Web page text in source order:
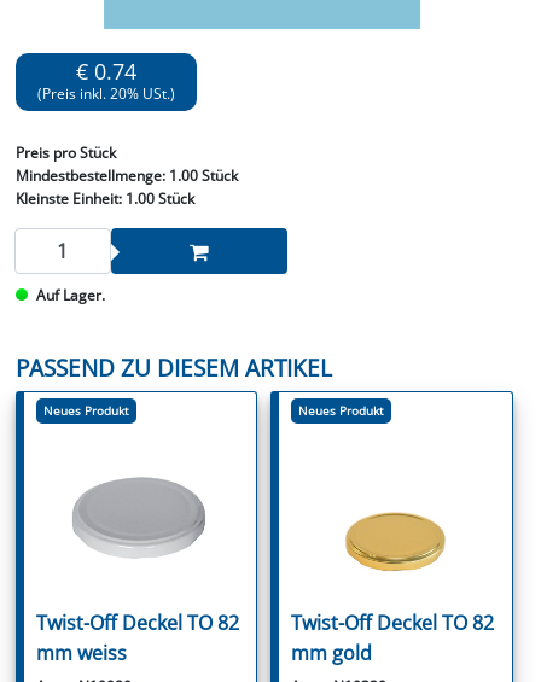
€ 0.74
(Preis inkl. 20% USt.)
Preis pro Stück
Mindestbestellmenge: 1.00 Stück
Kleinste Einheit:1.00 Stück
Auf Lager.
PASSEND ZU DIESEM ARTIKEL
Neues Produkt
Twist-Off Deckel TO 82
mm weiss
Neues Produkt
Twist-Off Deckel TO 82
mm gold